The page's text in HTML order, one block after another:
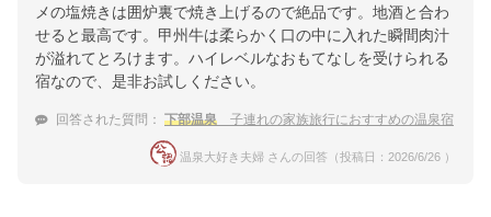
メの塩焼きは囲炉裏で焼き上げるので絶品です。地酒と合わ
せると最高です。甲州牛は柔らかく口の中に入れた瞬間肉汁
が溢れてとろけます。ハイレベルなおもてなしを受けられる
宿なので、是非お試しください。
回答された質問： 下部温泉 子連れの家族旅行におすすめの温泉宿
温泉大好き夫婦 さんの回答（投稿日：2026/6/26 ）